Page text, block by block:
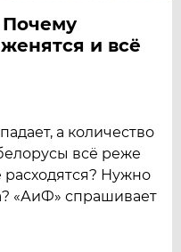
и всё
а количество
всё реже
Нужно
«АиФ» спрашивает